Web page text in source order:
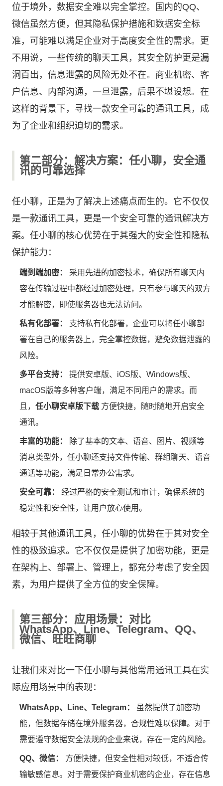
位于境外，数据安全难以完全掌控。国内的QQ、
微信虽然方便，但其隐私保护措施和数据安全标
准，可能难以满足企业对于高度安全性的需求。更
不用说，一些传统的聊天工具，其安全防护更是漏
洞百出，信息泄露的风险无处不在。商业机密、客
户信息、内部沟通，一旦泄露，后果不堪设想。在
这样的背景下，寻找一款安全可靠的通讯工具，成
为了企业和组织迫切的需求。
第二部分：解决方案：任小聊，安全通
讯的可靠选择
任小聊，正是为了解决上述痛点而生的。它不仅仅
是一款通讯工具，更是一个安全可靠的通讯解决方
案。任小聊的核心优势在于其强大的安全性和隐私
保护能力：
端到端加密：
采用先进的加密技术，确保所有聊天内
容在传输过程中都经过加密处理，只有参与聊天的双方
才能解密，即使服务器也无法访问。
私有化部署：
支持私有化部署，企业可以将任小聊部
署在自己的服务器上，完全掌控数据，避免数据泄露的
风险。
多平台支持：
提供安卓版、iOS版、Windows版、
macOS版等多种客户端，满足不同用户的需求。而
且， 任小聊安卓版下载 方便快捷，随时随地开启安全
通讯。
丰富的功能：
除了基本的文本、语音、图片、视频等
消息类型外，任小聊还支持文件传输、群组聊天、语音
通话等功能，满足日常办公需求。
安全可靠：
经过严格的安全测试和审计，确保系统的
稳定性和安全性，让用户放心使用。
相较于其他通讯工具，任小聊的优势在于其对安全
性的极致追求。它不仅仅是提供了加密功能，更是
在架构上、部署上、管理上，都充分考虑了安全因
素，为用户提供了全方位的安全保障。
第三部分：应用场景：对比
WhatsApp、Line、Telegram、QQ、
微信、旺旺商聊
让我们来对比一下任小聊与其他常用通讯工具在实
际应用场景中的表现：
WhatsApp、Line、Telegram：
虽然提供了加密功
能，但数据存储在境外服务器，合规性难以保障。对于
需要遵守数据安全法规的企业来说，存在一定的风险。
QQ、微信：
方便快捷，但安全性相对较低，不适合传
输敏感信息。对于需要保护商业机密的企业，存在信息